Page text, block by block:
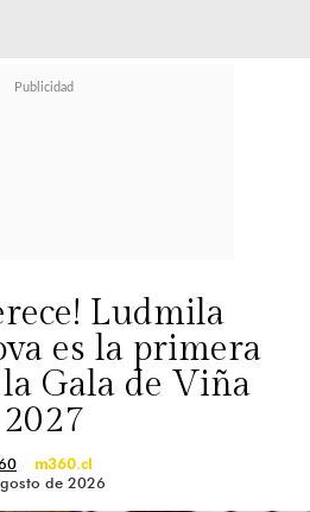
Ludmila
es la primera
Gala de Viña
2027
m360.cl
de 2026